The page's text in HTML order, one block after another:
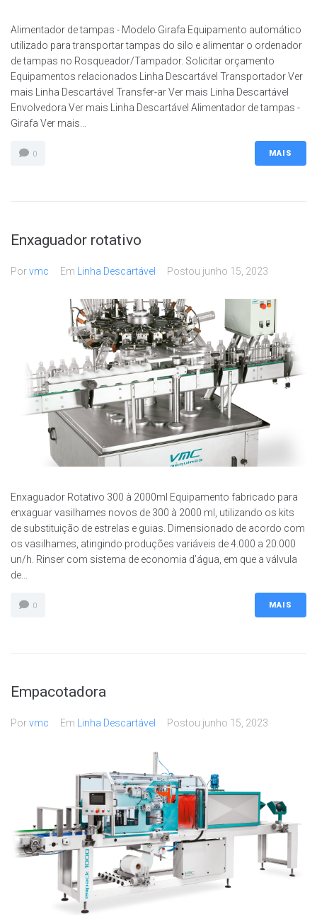
Alimentador de tampas - Modelo Girafa Equipamento automático
utilizado para transportar tampas do silo e alimentar o ordenador
de tampas no Rosqueador/Tampador. Solicitar orçamento
Equipamentos relacionados Linha Descartável Transportador Ver
mais Linha Descartável Transfer-ar Ver mais Linha Descartável
Envolvedora Ver mais Linha Descartável Alimentador de tampas -
Girafa Ver mais...
0 MAIS
Enxaguador rotativo
Porvmc Em Linha Descartável Postou junho 15, 2023
Enxaguador Rotativo 300 à 2000ml Equipamento fabricado para
enxaguar vasilhames novos de 300 à 2000 ml, utilizando os kits
de substituição de estrelas e guias. Dimensionado de acordo com
os vasilhames, atingindo produções variáveis de 4.000 a 20.000
un/h. Rinser com sistema de economia d’água, em que a válvula
de...
0 MAIS
Empacotadora
Porvmc Em Linha Descartável Postou junho 15, 2023